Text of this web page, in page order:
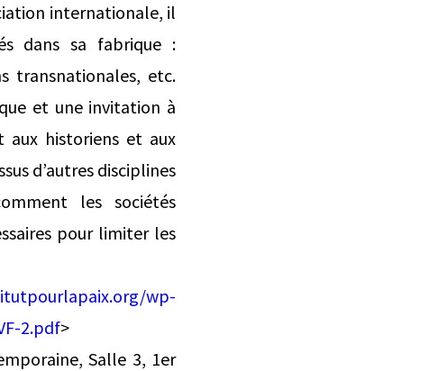
internationale, il
dans sa fabrique :
transnationales, etc.
et une invitation à
aux historiens et aux
d’autres disciplines
les sociétés
pour limiter les
wp-
2.pdf>
Salle 3, 1er